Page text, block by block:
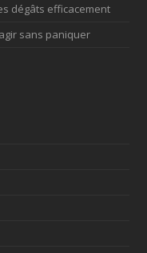
dégâts efficacement
sans paniquer